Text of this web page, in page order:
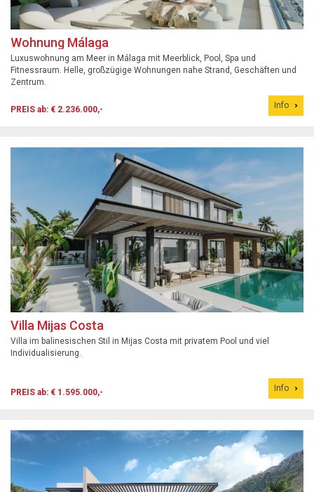
Wohnung Málaga
Luxuswohnung am Meer in Málaga mit Meerblick, Pool, Spa und
Fitnessraum. Helle, großzügige Wohnungen nahe Strand, Geschäften und
Zentrum.
PREIS ab: € 2.236.000,- Info
Villa Mijas Costa
Villa im balinesischen Stil in Mijas Costa mit privatem Pool und viel
Individualisierung.
PREIS ab: € 1.595.000,- Info